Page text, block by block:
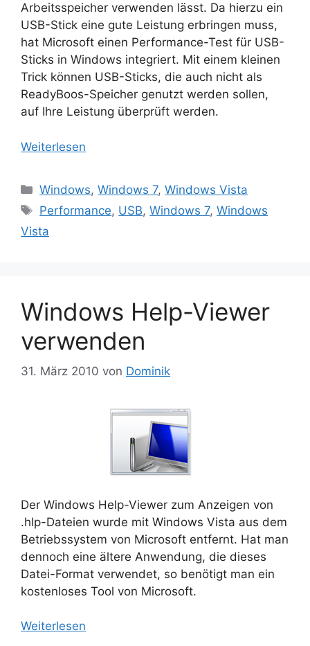
Arbeitsspeicher verwenden lässt. Da hierzu ein
USB-Stick eine gute Leistung erbringen muss,
hat Microsoft einen Performance-Test für USB-
Sticks in Windows integriert. Mit einem kleinen
Trick können USB-Sticks, die auch nicht als
ReadyBoos-Speicher genutzt werden sollen,
auf Ihre Leistung überprüft werden.
Weiterlesen
Kategorien
Windows,Windows 7,Windows Vista
Schlagwörter
Performance, USB,Windows 7,Windows
Vista
Windows Help-Viewer
verwenden
31. März 2010 von Dominik
Der Windows Help-Viewer zum Anzeigen von
.hlp-Dateien wurde mit Windows Vista aus dem
Betriebssystem von Microsoft entfernt. Hat man
dennoch eine ältere Anwendung, die dieses
Datei-Format verwendet, so benötigt man ein
kostenloses Tool von Microsoft.
Weiterlesen